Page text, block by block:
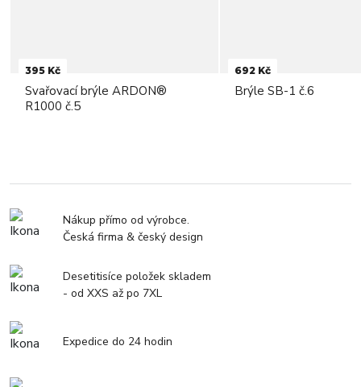
395 Kč
Svařovací brýle ARDON®
R1000 č.5
692 Kč
Brýle SB-1 č.6
Nákup přímo od výrobce.
Česká firma & český design
Desetitisíce položek skladem
- od XXS až po 7XL
Expedice do 24 hodin